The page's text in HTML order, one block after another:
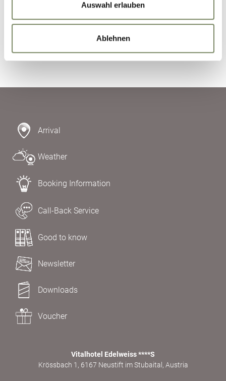
Auswahl erlauben
Ablehnen
Submit Inquiry
Arrival
Weather
Booking Information
Call-Back Service
Good to know
Newsletter
Downloads
Voucher
Vitalhotel Edelweiss ****S
Krössbach 1, 6167 Neustift im Stubaital, Austria